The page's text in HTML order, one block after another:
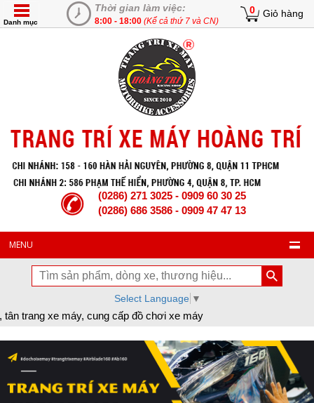
Thời gian làm việc:
8:00 - 18:00 (Kể cả thứ 7 và CN)
0 Giỏ hàng
Danh mục
(0286) 271 3025 - 0909 60 30 25
(0286) 686 3586 - 0909 47 47 13
MENU
Select Language ▼
đồ chơi xe máy